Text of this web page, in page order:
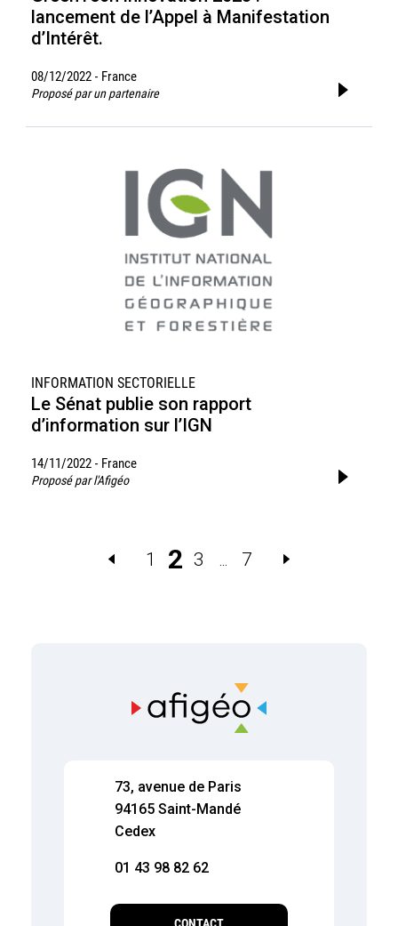
lancement de l’Appel à Manifestation
d’Intérêt.
08/12/2022 - France
Proposé par un partenaire
INFORMATION SECTORIELLE
Le Sénat publie son rapport
d’information sur l’IGN
14/11/2022 - France
Proposé par l'Afigéo
1 2 3 7
73, avenue de Paris
94165 Saint-Mandé
Cedex
01 43 98 82 62